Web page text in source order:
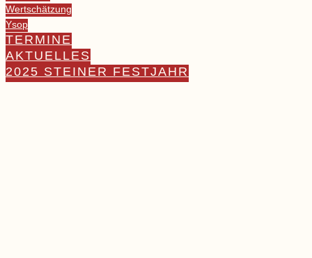
Wertschätzung
Ysop
TERMINE
AKTUELLES
2025 STEINER FESTJAHR